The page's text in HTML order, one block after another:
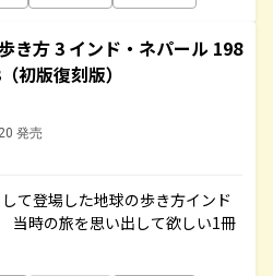
き方 3 インド・ネパール 198
初版復刻版）
発売
て登場した地球の歩き方インド
時の旅を思い出して欲しい1冊